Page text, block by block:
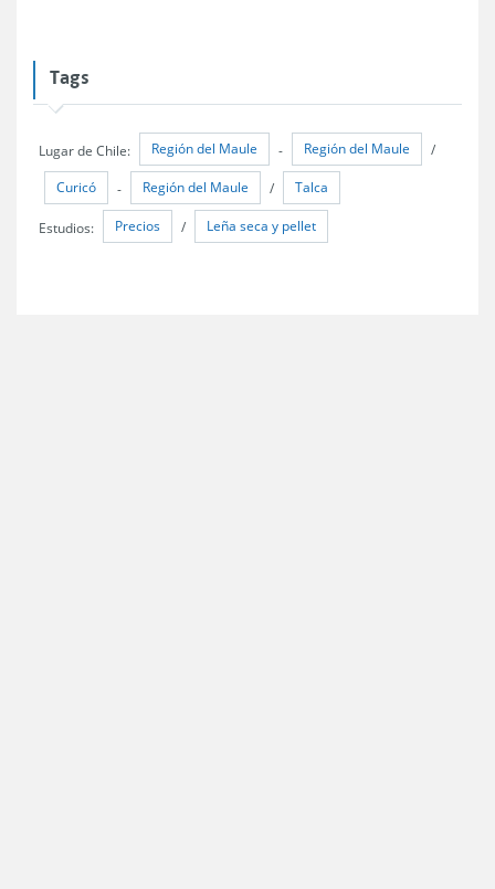
Tags
Lugar de Chile: Región del Maule - Región del Maule /
Curicó - Región del Maule / Talca
Estudios: Precios / Leña seca y pellet